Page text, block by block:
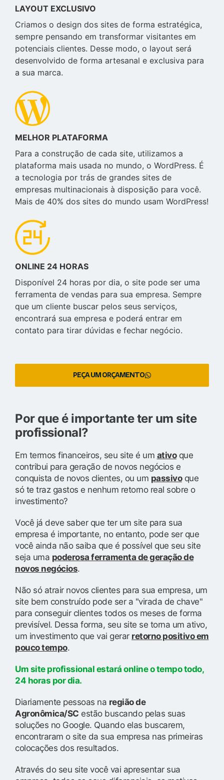
LAYOUT EXCLUSIVO
Criamos o design dos sites de forma estratégica,
sempre pensando em transformar visitantes em
potenciais clientes. Desse modo, o layout será
desenvolvido de forma artesanal e exclusiva para
a sua marca.
MELHOR PLATAFORMA
Para a construção de cada site, utilizamos a
plataforma mais usada no mundo, o WordPress. É
a tecnologia por trás de grandes sites de
empresas multinacionais à disposição para você.
Mais de 40% dos sites do mundo usam WordPress!
ONLINE 24 HORAS
Disponível 24 horas por dia, o site pode ser uma
ferramenta de vendas para sua empresa. Sempre
que um cliente buscar pelos seus serviços,
encontrará sua empresa e poderá entrar em
contato para tirar dúvidas e fechar negócio.
PEÇA UM ORÇAMENTO
Por que é importante ter um site
profissional?
Em termos financeiros, seu site é um ativoque
contribui para geração de novos negócios e
conquista de novos clientes, ou um passivoque
só te traz gastos e nenhum retorno real sobre o
investimento?
Você já deve saber que ter um site para sua
empresa é importante, no entanto, pode ser que
você ainda não saiba que é possível que seu site
seja uma poderosa ferramenta de geração de
novos negócios.
Não só atrair novos clientes para sua empresa, um
site bem construído pode ser a "virada de chave"
para conseguir clientes todos os meses de forma
previsível. Dessa forma, seu site se torna um ativo,
um investimento que vai gerar retorno positivo em
pouco tempo.
Um site profissional estará online o tempo todo,
24 horas por dia.
Diariamente pessoas na região de
Agronômica/SC estão buscando pelas suas
soluções no Google. Quando elas buscarem,
encontraram o site da sua empresa nas primeiras
colocações dos resultados.
Através do seu site você vai apresentar sua